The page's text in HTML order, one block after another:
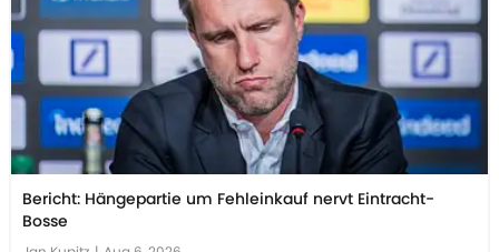
Bericht: Hängepartie um Fehleinkauf nervt Eintracht-
Bosse